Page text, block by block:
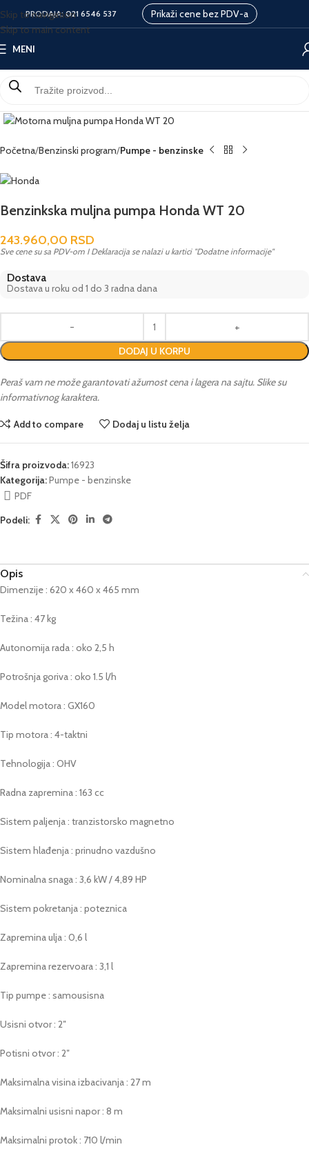
Skip to navigation
Skip to main content
PRODAJA:021 6546 537 Prikaži cene bez PDV-a
MENI
Početna Benzinski program Pumpe - benzinske
Benzinkska muljna pumpa Honda WT 20
243.960,00 RSD
Sve cene su sa PDV-om I Deklaracija se nalazi u kartici "Dodatne informacije"
Dostava
Dostava u roku od 1 do 3 radna dana
DODAJ U KORPU
Peraš vam ne može garantovati ažurnost cena i lagera na sajtu. Slike su
informativnog karaktera.
Add to compare Dodaj u listu želja
Šifra proizvoda:16923
Kategorija:Pumpe - benzinske
PDF
Podeli:
Opis
Dimenzije : 620 x 460 x 465 mm
Težina : 47 kg
Autonomija rada : oko 2,5 h
Potrošnja goriva : oko 1.5 l/h
Model motora : GX160
Tip motora : 4-taktni
Tehnologija : OHV
Radna zapremina : 163 cc
Sistem paljenja : tranzistorsko magnetno
Sistem hlađenja : prinudno vazdušno
Nominalna snaga : 3,6 kW / 4,89 HP
Sistem pokretanja : poteznica
Zapremina ulja : 0,6 l
Zapremina rezervoara : 3,1 l
Tip pumpe : samousisna
Usisni otvor : 2″
Potisni otvor : 2″
Maksimalna visina izbacivanja : 27 m
Maksimalni usisni napor : 8 m
Maksimalni protok : 710 l/min